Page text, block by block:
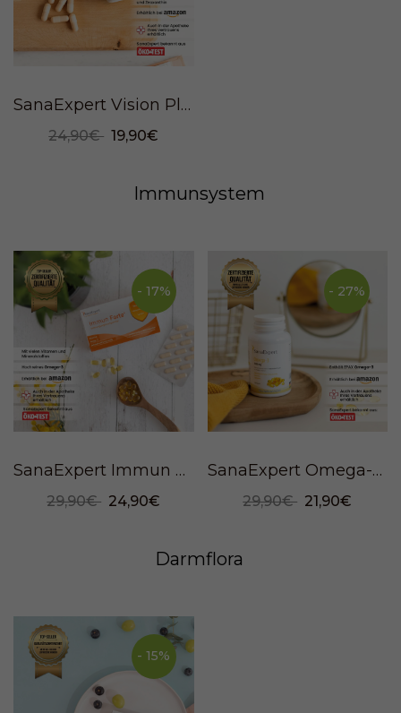
SanaExpert Vision Plus, 60 Kapseln
24,90€ 19,90€
Immunsystem
- 17%
SanaExpert Immun Forte, 90 Kapseln
29,90€ 24,90€
- 27%
SanaExpert Omega-3, 120 Weichkapseln
29,90€ 21,90€
Darmflora
- 15%